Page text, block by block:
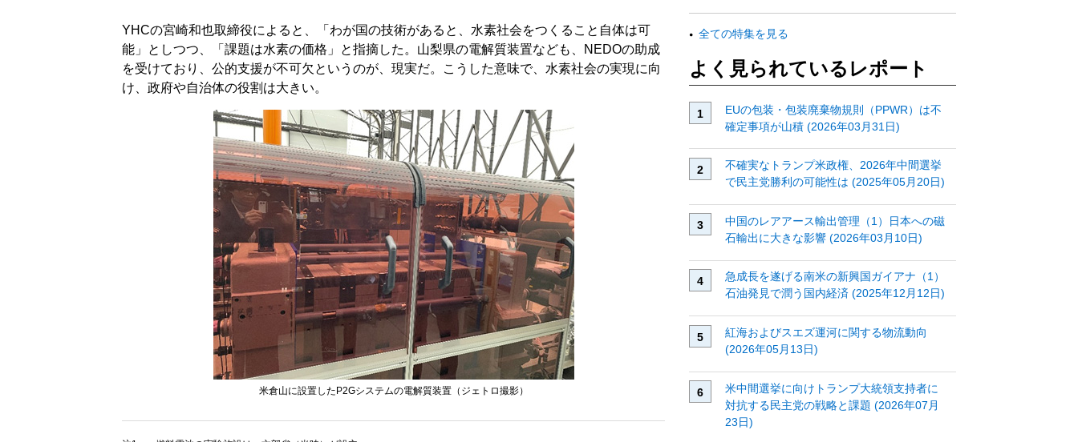
YHCの宮崎和也取締役によると、「わが国の技術があると、水素社会をつくること自体は可
能」としつつ、「課題は水素の価格」と指摘した。山梨県の電解質装置なども、NEDOの助成
を受けており、公的支援が不可欠というのが、現実だ。こうした意味で、水素社会の実現に向
け、政府や自治体の役割は大きい。
米倉山に設置したP2Gシステムの電解質装置（ジェトロ撮影）
全ての特集を見る
よく見られているレポート
EUの包装・包装廃棄物規則（PPWR）は不
確定事項が山積 (2026年03月31日)
不確実なトランプ米政権、2026年中間選挙
で民主党勝利の可能性は (2025年05月20日)
中国のレアアース輸出管理（1）日本への磁
石輸出に大きな影響 (2026年03月10日)
急成長を遂げる南米の新興国ガイアナ（1）
石油発見で潤う国内経済 (2025年12月12日)
紅海およびスエズ運河に関する物流動向
(2026年05月13日)
米中間選挙に向けトランプ大統領支持者に
対抗する民主党の戦略と課題 (2026年07月
23日)